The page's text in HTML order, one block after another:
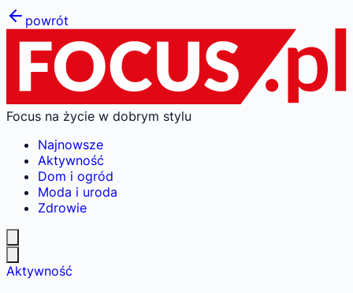
powrót
Focus na życie w dobrym stylu
Najnowsze
Aktywność
Dom i ogród
Moda i uroda
Zdrowie
Aktywność